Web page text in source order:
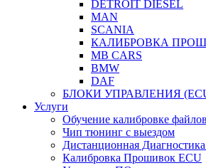
DETROIT DIESEL
MAN
SCANIA
КАЛИБРОВКА
MB CARS
BMW
DAF
БЛОКИ УПРАВЛЕНИЯ
Услуги
Обучение калибровке
Чип тюнинг с выездом
Дистанционная
Калибровка Прошивок ECU